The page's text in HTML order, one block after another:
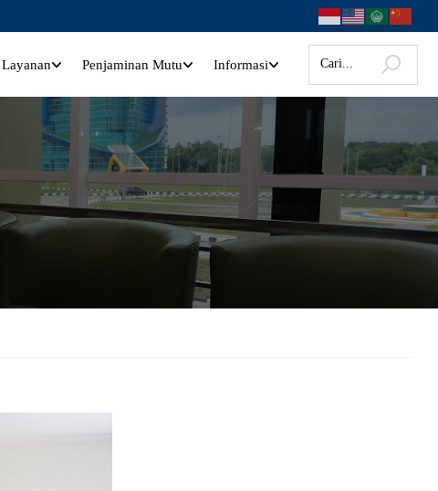
Layanan Penjaminan Mutu Informasi